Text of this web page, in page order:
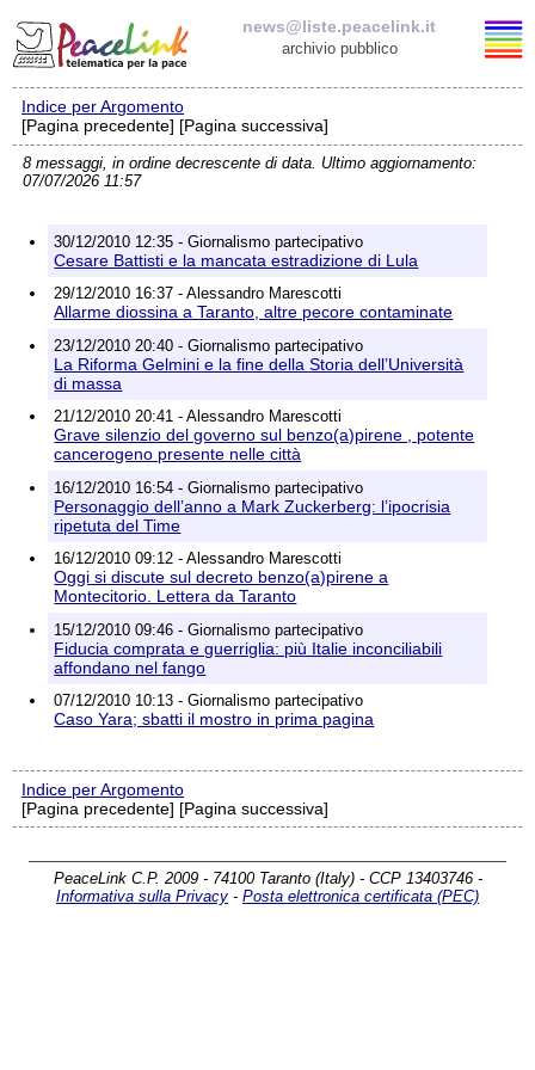
news@liste.peacelink.it
archivio pubblico
Elenco delle liste
news@liste.peacelink.it
Richieste di rimozione
Indice per Argomento
[Pagina precedente] [Pagina successiva]
8 messaggi, in ordine decrescente di data. Ultimo aggiornamento:
07/07/2026 11:57
30/12/2010 12:35 - Giornalismo partecipativo
Cesare Battisti e la mancata estradizione di Lula
29/12/2010 16:37 - Alessandro Marescotti
Allarme diossina a Taranto, altre pecore contaminate
23/12/2010 20:40 - Giornalismo partecipativo
La Riforma Gelmini e la fine della Storia dell’Università
di massa
21/12/2010 20:41 - Alessandro Marescotti
Grave silenzio del governo sul benzo(a)pirene , potente
cancerogeno presente nelle città
16/12/2010 16:54 - Giornalismo partecipativo
Personaggio dell’anno a Mark Zuckerberg: l’ipocrisia
ripetuta del Time
16/12/2010 09:12 - Alessandro Marescotti
Oggi si discute sul decreto benzo(a)pirene a
Montecitorio. Lettera da Taranto
15/12/2010 09:46 - Giornalismo partecipativo
Fiducia comprata e guerriglia: più Italie inconciliabili
affondano nel fango
07/12/2010 10:13 - Giornalismo partecipativo
Caso Yara; sbatti il mostro in prima pagina
Indice per Argomento
[Pagina precedente] [Pagina successiva]
PeaceLink C.P. 2009 - 74100 Taranto (Italy) - CCP 13403746 -
Informativa sulla Privacy - Posta elettronica certificata (PEC)